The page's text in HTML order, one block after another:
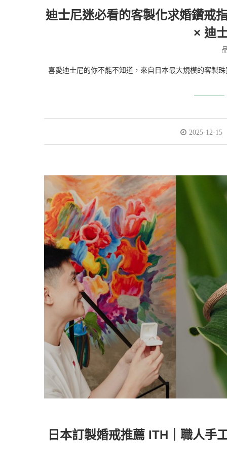
迪士尼迷必看的客製化求婚鑽戒
× 迪
喜愛迪士尼的你不能不知道，來自日本最大規模的客製
2025-12-15
日本訂製婚戒推薦 ITH｜職人手